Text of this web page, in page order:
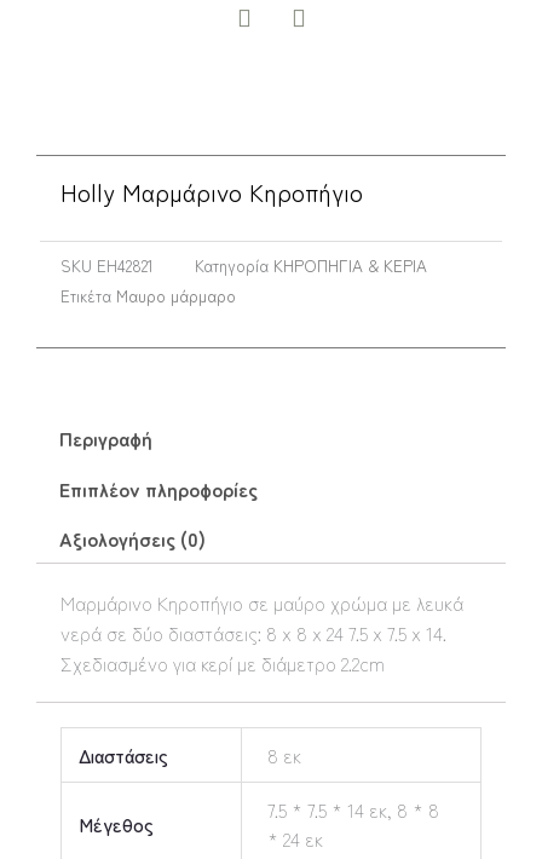
Holly Μαρμάρινο Κηροπήγιο
SKU EH42821 Κατηγορία ΚΗΡΟΠΗΓΙΑ & ΚΕΡΙΑ
Ετικέτα Μαυρο μάρμαρο
Περιγραφή
Επιπλέον πληροφορίες
Αξιολογήσεις (0)
Μαρμάρινο Κηροπήγιο σε μαύρο χρώμα με λευκά
νερά σε δύο διαστάσεις: 8 x 8 x 24 7.5 x 7.5 x 14.
Σχεδιασμένο για κερί με διάμετρο 2.2cm
Διαστάσεις 8 εκ
Μέγεθος
7.5 * 7.5 * 14 εκ, 8 * 8
* 24 εκ